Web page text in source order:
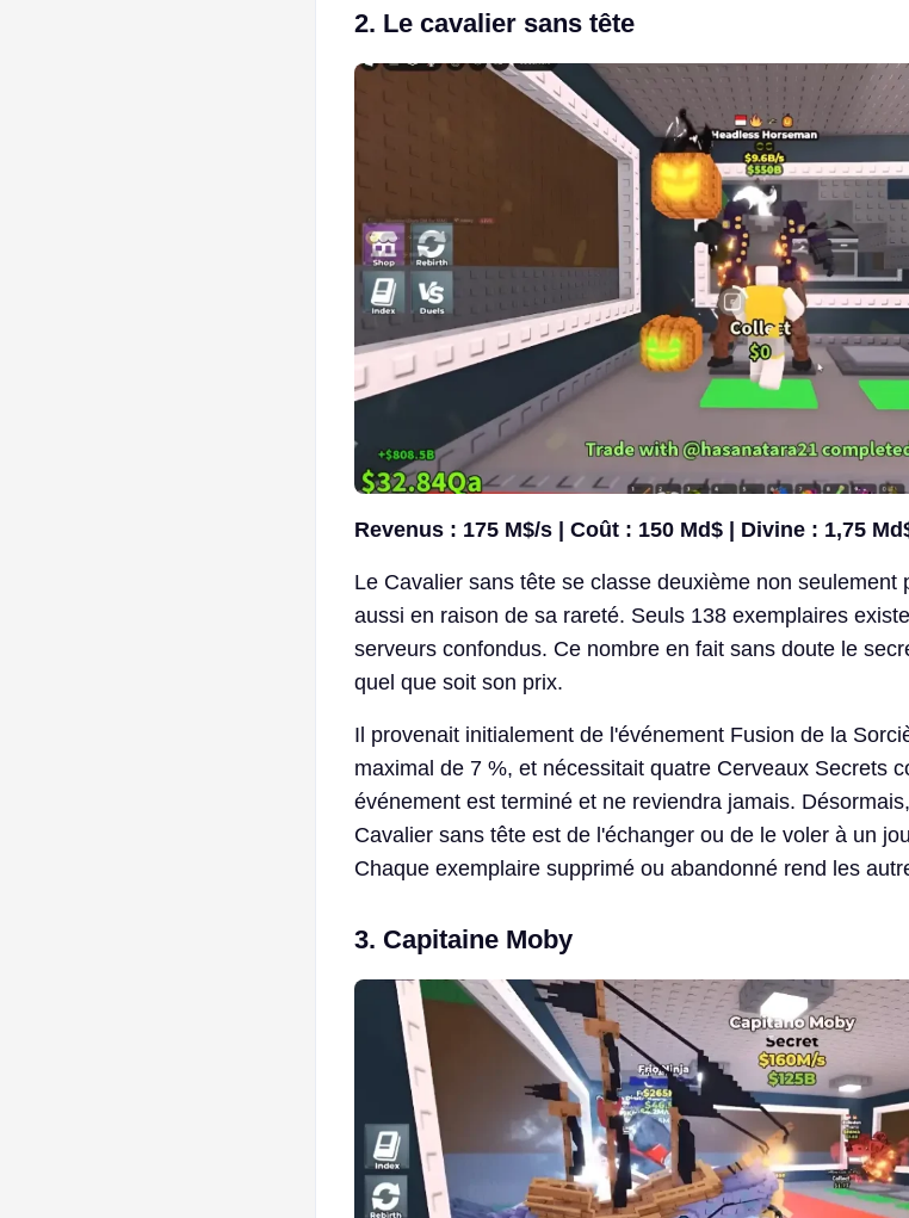
2. Le cavalier sans tête
Revenus : 175 M$/s | Coût : 150 Md$ | Divine : 1,75
Le Cavalier sans tête se classe deuxième non seulement
aussi en raison de sa rareté. Seuls 138 exemplaires
serveurs confondus. Ce nombre en fait sans doute le
quel que soit son prix.
Il provenait initialement de l'événement Fusion de la
maximal de 7 %, et nécessitait quatre Cerveaux Secrets
événement est terminé et ne reviendra jamais.
Cavalier sans tête est de l'échanger ou de le voler à un
Chaque exemplaire supprimé ou abandonné rend les
3. Capitaine Moby